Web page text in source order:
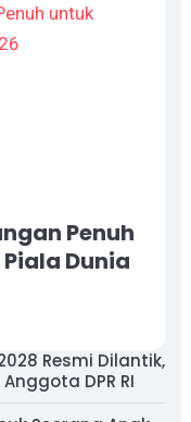
Penuh
Dunia
Resmi Dilantik,
DPR RI